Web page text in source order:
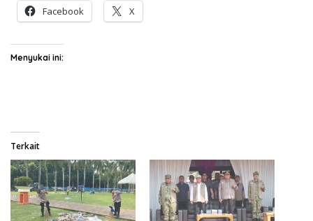
Facebook X
Menyukai ini:
Terkait